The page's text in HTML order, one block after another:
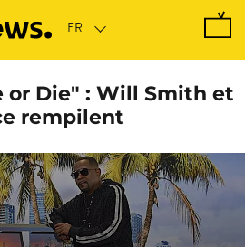
or Die" : Will Smith et
rempilent